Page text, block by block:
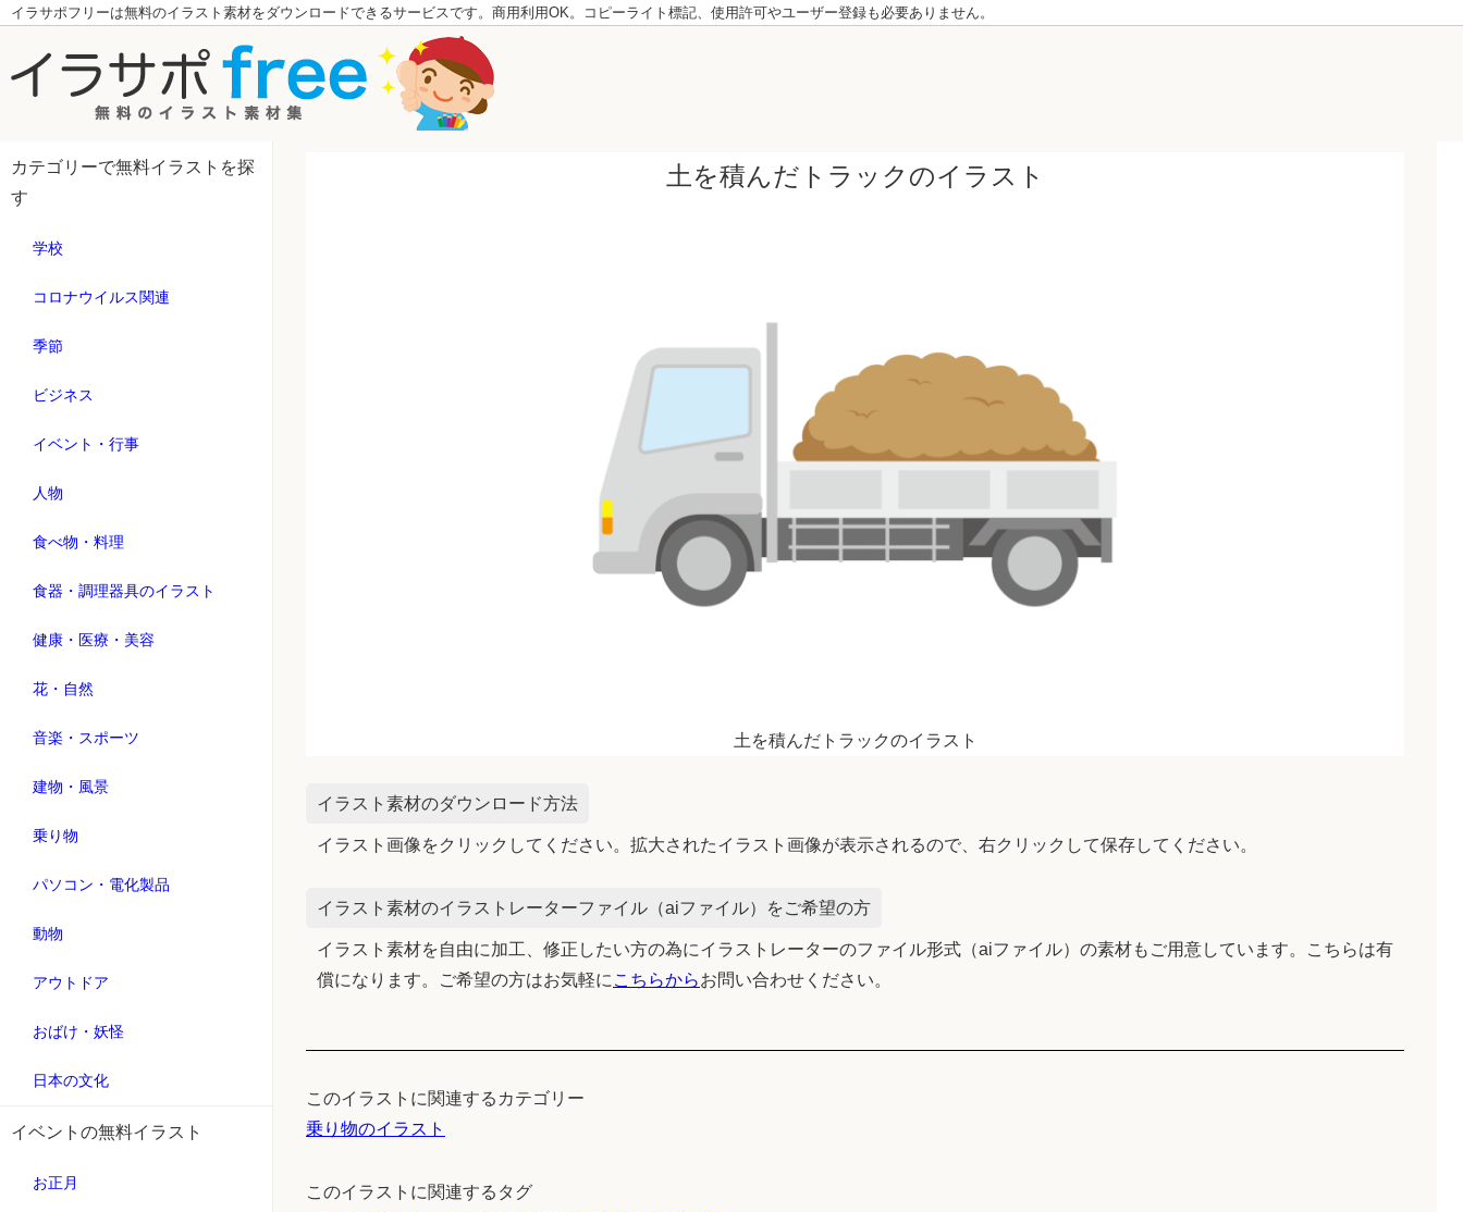
イラサポフリーは無料のイラスト素材をダウンロードできるサービスです。商用利用OK。コピーライト標記、使用許可やユーザー登録も必要ありません。
カテゴリーで無料イラストを探
す
学校
コロナウイルス関連
季節
ビジネス
イベント・行事
人物
食べ物・料理
食器・調理器具のイラスト
健康・医療・美容
花・自然
音楽・スポーツ
建物・風景
乗り物
パソコン・電化製品
動物
アウトドア
おばけ・妖怪
日本の文化
イベントの無料イラスト
お正月
土を積んだトラックのイラスト
土を積んだトラックのイラスト
イラスト素材のダウンロード方法
イラスト画像をクリックしてください。拡大されたイラスト画像が表示されるので、右クリックして保存してください。
イラスト素材のイラストレーターファイル（aiファイル）をご希望の方
イラスト素材を自由に加工、修正したい方の為にイラストレーターのファイル形式（aiファイル）の素材もご用意しています。こちらは有
償になります。ご希望の方はお気軽に こちらからお問い合わせください。
このイラストに関連するカテゴリー
乗り物のイラスト
このイラストに関連するタグ